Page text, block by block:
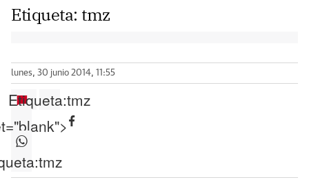
Etiqueta: tmz
lunes, 30 junio 2014, 11:55
Etiqueta:tmz
tmz